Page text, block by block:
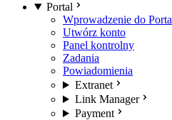
Portal
Wprowadzenie do
Utwórz konto
Panel kontrolny
Zadania
Powiadomienia
Extranet
Link Manager
Payment